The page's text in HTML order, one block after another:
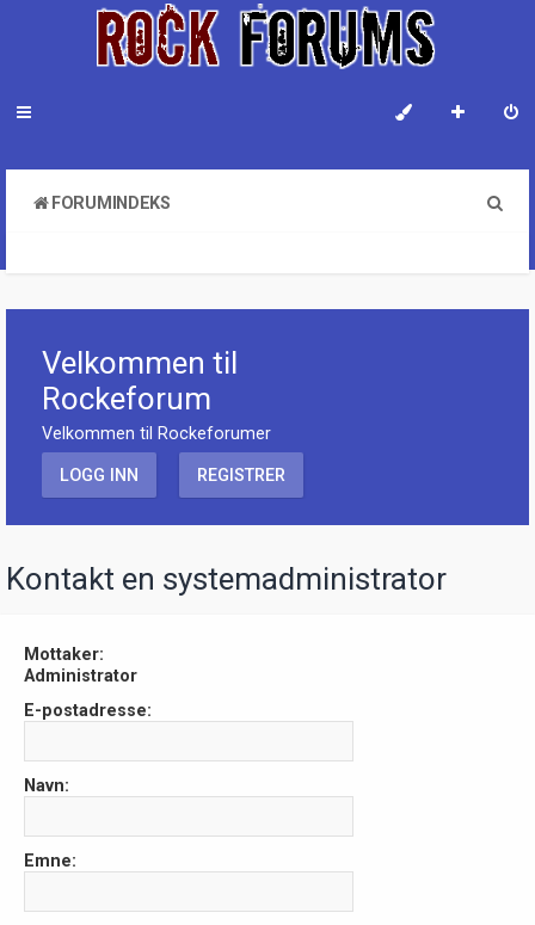
FORUMINDEKS
Velkommen til
Rockeforum
Velkommen til Rockeforumer
LOGG INN REGISTRER
Kontakt en systemadministrator
Mottaker:
Administrator
E-postadresse:
Navn:
Emne: